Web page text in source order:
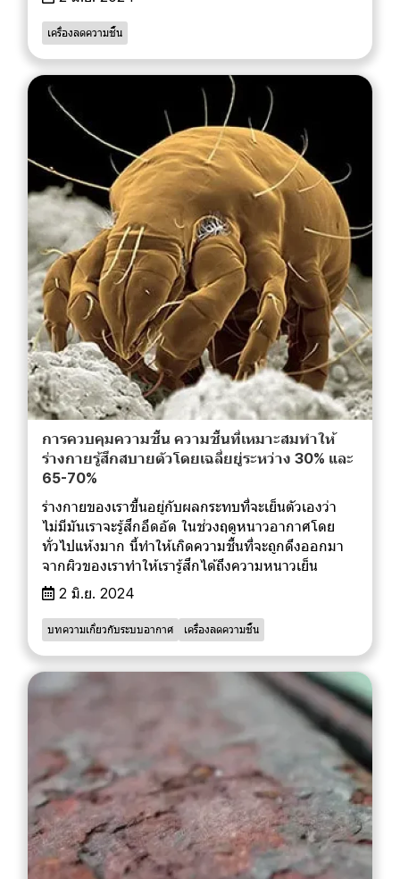
เครื่องลดความชื้น
การควบคุมความชื้น ความชื้นที่เหมาะสมทำให้
ร่างกายรู้สึกสบายตัวโดยเฉลี่ยยู่ระหว่าง 30% และ
65-70%
ร่างกายของเราขึ้นอยู่กับผลกระทบที่จะเย็นตัวเองว่า
ไม่มีมันเราจะรู้สึกอึดอัด ในช่วงฤดูหนาวอากาศโดย
ทั่วไปแห้งมาก นี้ทำให้เกิดความชื้นที่จะถูกดึงออกมา
จากผิวของเราทำให้เรารู้สึกได้ถึงความหนาวเย็น
2 มิ.ย. 2024
บทความเกี่ยวกับระบบอากาศ เครื่องลดความชื้น